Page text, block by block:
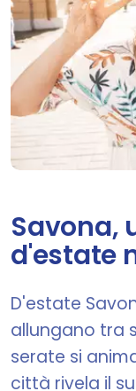
Savona,
d'estate
D'estate
allungano tra
serate si
città rivela il